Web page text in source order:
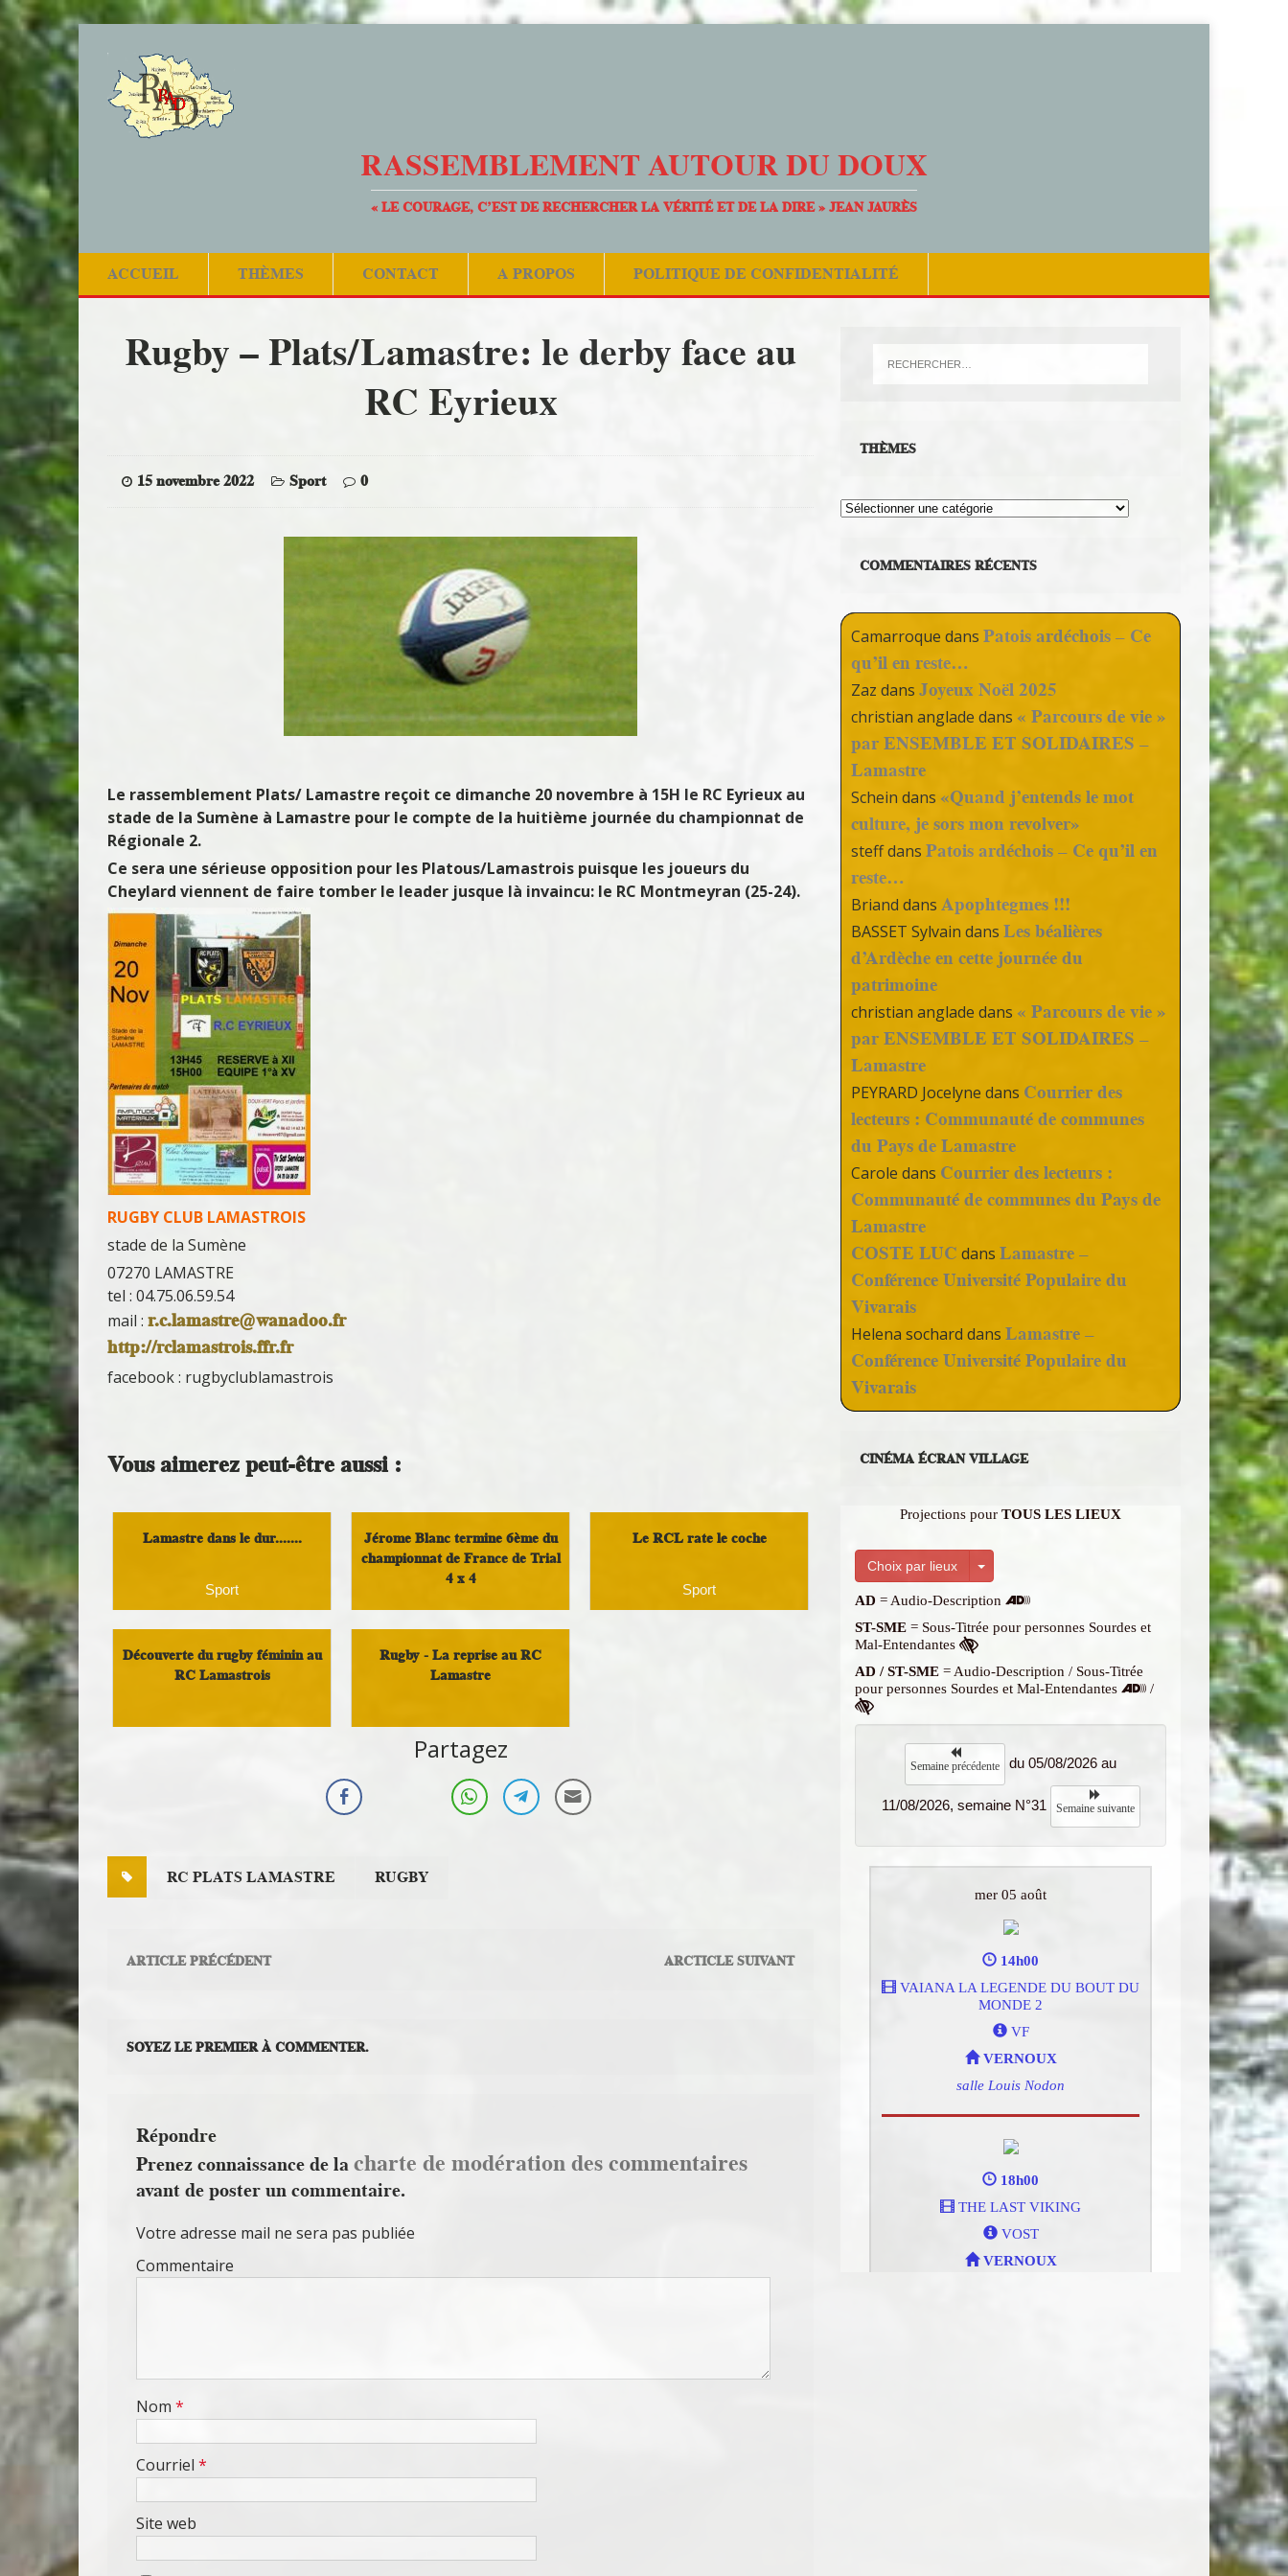
RASSEMBLEMENT AUTOUR DU DOUX
« LE COURAGE, C’EST DE RECHERCHER LA VÉRITÉ ET DE LA DIRE » JEAN JAURÈS
ACCUEIL THÈMES CONTACT A PROPOS POLITIQUE DE CONFIDENTIALITÉ
Rugby – Plats/Lamastre: le derby face au
RC Eyrieux
15 novembre 2022 Sport 0
Le rassemblement Plats/ Lamastre reçoit ce dimanche 20 novembre à 15H le RC Eyrieux au
stade de la Sumène à Lamastre pour le compte de la huitième journée du championnat de
Régionale 2.
Ce sera une sérieuse opposition pour les Platous/Lamastrois puisque les joueurs du
Cheylard viennent de faire tomber le leader jusque là invaincu: le RC Montmeyran (25-24).
RUGBY CLUB LAMASTROIS‍
stade de la Sumène
07270 LAMASTRE
tel : 04.75.06.59.54
mail : r.c.lamastre@wanadoo.fr
http://rclamastrois.ffr.fr
facebook : rugbyclublamastrois
Vous aimerez peut-être aussi :
Lamastre dans le dur.......
Sport
Jérome Blanc termine 6ème du
championnat de France de Trial
4 x 4
Sport
Le RCL rate le coche
Sport
Découverte du rugby féminin au
RC Lamastrois
Sport
Rugby - La reprise au RC
Lamastre
Sport
Partagez
RC PLATS LAMASTRE RUGBY
ARTICLE PRÉCÉDENT ARCTICLE SUIVANT
SOYEZ LE PREMIER À COMMENTER.
Répondre
Prenez connaissance de lacharte de modération des commentaires
avant de poster un commentaire.
Votre adresse mail ne sera pas publiée
Commentaire
Nom *
Courriel *
Site web
THÈMES
Thèmes
COMMENTAIRES RÉCENTS
Camarroque dansPatois ardéchois – Ce
qu’il en reste…
Zaz dansJoyeux Noël 2025
christian anglade dans« Parcours de vie »
par ENSEMBLE ET SOLIDAIRES –
Lamastre
Schein dans «Quand j’entends le mot
culture, je sors mon revolver»
steffdansPatois ardéchois – Ce qu’il en
reste…
Briand dansApophtegmes !!!
BASSET Sylvain dansLes béalières
d’Ardèche en cette journée du
patrimoine
christian anglade dans« Parcours de vie »
par ENSEMBLE ET SOLIDAIRES –
Lamastre
PEYRARD Jocelyne dans Courrier des
lecteurs : Communauté de communes
du Pays de Lamastre
Carole dans Courrier des lecteurs :
Communauté de communes du Pays de
Lamastre
COSTE LUC dansLamastre –
Conférence Université Populaire du
Vivarais
Helena sochard dansLamastre –
Conférence Université Populaire du
Vivarais
CINÉMA ÉCRAN VILLAGE